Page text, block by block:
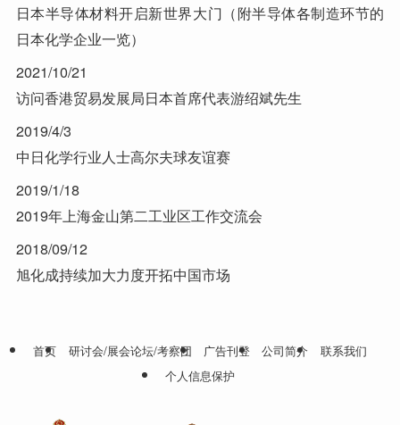
日本半导体材料开启新世界大门（附半导体各制造环节的
日本化学企业一览）
2021/10/21
访问香港贸易发展局日本首席代表游绍斌先生
2019/4/3
中日化学行业人士高尔夫球友谊赛
2019/1/18
2019年上海金山第二工业区工作交流会
2018/09/12
旭化成持续加大力度开拓中国市场
首页 研讨会/展会论坛/考察团 广告刊登 公司简介
联系我们
个人信息保护